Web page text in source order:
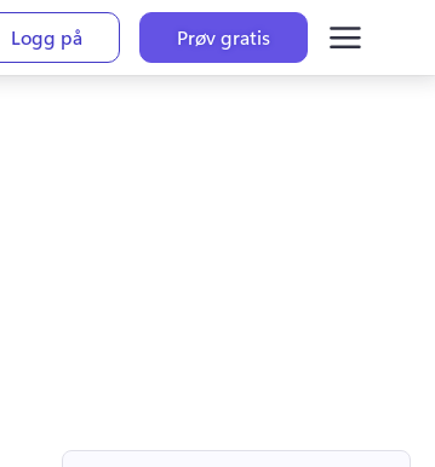
Logg på
Prøv gratis